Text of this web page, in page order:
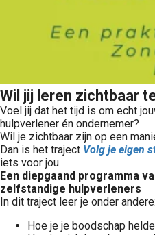
Wil jij leren zichtbaar
Voel jij dat het tijd is om echt
hulpverlener én ondernemer?
Wil je zichtbaar zijn op een
Dan is het traject Volg je eigen
iets voor jou.
Een diepgaand programma
zelfstandige hulpverleners
In dit traject leer je onder andere:
Hoe je je boodschap